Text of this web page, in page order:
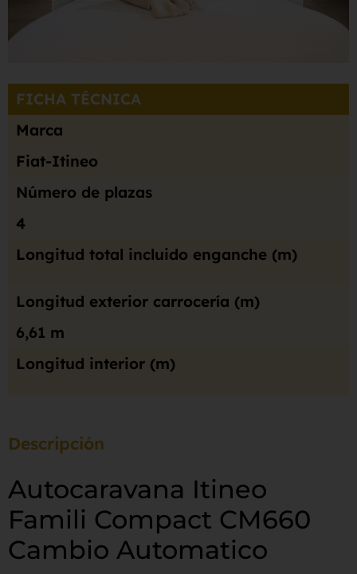
FICHA TÉCNICA
Marca
Fiat-Itineo
Número de plazas
4
Longitud total incluido enganche (m)
Longitud exterior carrocería (m)
6,61 m
Longitud interior (m)
Descripción
Autocaravana Itineo
Famili Compact CM660
Cambio Automatico